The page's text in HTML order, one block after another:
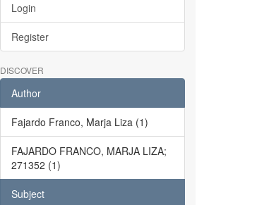
Login
Register
DISCOVER
Author
Fajardo Franco, Marja Liza (1)
FAJARDO FRANCO, MARJA LIZA;
271352 (1)
Subject